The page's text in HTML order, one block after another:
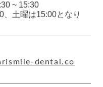
~ 15:30
土曜は15:00となり
dental.co